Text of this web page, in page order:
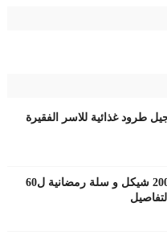
طرود غذائية للاسر الفقيرة
دحلان : مساعدة مالية 200 شيكل و سلة رمضانية ل60